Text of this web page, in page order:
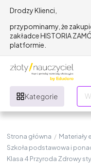
Drodzy Klienci,
przypominamy, że
zakładce HISTORIA
platformie.
Kategorie
Strona główna / Materiały
Szkoła podstawowa i
Klasa 4 Przyroda Zdrowy